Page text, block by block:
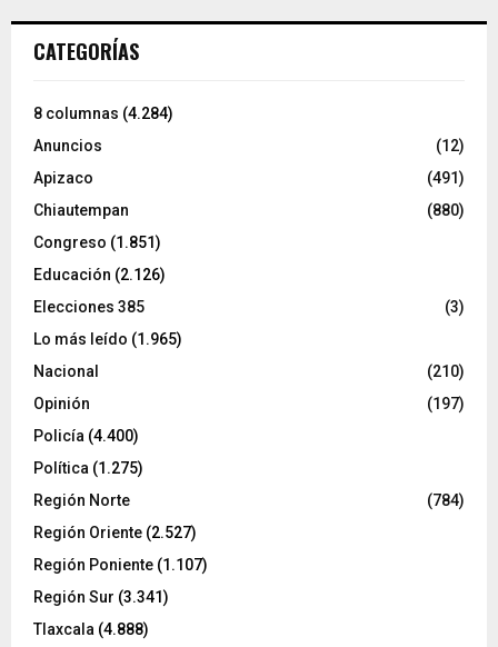
CATEGORÍAS
8 columnas (4.284)
Anuncios
(12)
Apizaco
(491)
Chiautempan
(880)
Congreso (1.851)
Educación (2.126)
Elecciones 385
(3)
Lo más leído (1.965)
Nacional
(210)
Opinión
(197)
Policía (4.400)
Política (1.275)
Región Norte
(784)
Región Oriente (2.527)
Región Poniente (1.107)
Región Sur (3.341)
Tlaxcala (4.888)